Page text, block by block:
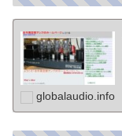
globalaudio.info